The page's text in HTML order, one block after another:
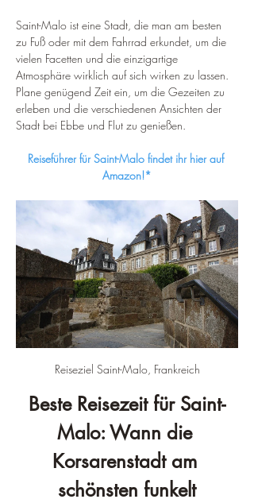
Saint-Malo ist eine Stadt, die man am besten
zu Fuß oder mit dem Fahrrad erkundet, um die
vielen Facetten und die einzigartige
Atmosphäre wirklich auf sich wirken zu lassen.
Plane genügend Zeit ein, um die Gezeiten zu
erleben und die verschiedenen Ansichten der
Stadt bei Ebbe und Flut zu genießen.
Reiseführer für Saint-Malo findet ihr hier auf
Amazon!*
Reiseziel Saint-Malo, Frankreich
Beste Reisezeit für Saint-
Malo: Wann die
Korsarenstadt am
schönsten funkelt